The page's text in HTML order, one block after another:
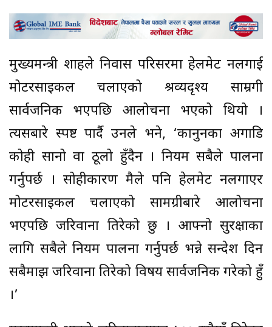
मुख्यमन्त्री शाहले निवास परिसरमा हेलमेट नलगाई
मोटरसाइकल चलाएको श्रव्यदृश्य साम्रगी
सार्वजनिक भएपछि आलोचना भएको थियो ।
त्यसबारे स्पष्ट पार्दै उनले भने, ‘कानुनका अगाडि
कोही सानो वा ठूलो हुँदैन । नियम सबैले पालना
गर्नुपर्छ । सोहीकारण मैले पनि हेलमेट नलगाएर
मोटरसाइकल चलाएको सामग्रीबारे आलोचना
भएपछि जरिवाना तिरेको छु । आफ्नो सुरक्षाका
लागि सबैले नियम पालना गर्नुपर्छ भन्ने सन्देश दिन
सबैमाझ जरिवाना तिरेको विषय सार्वजनिक गरेको हुँ
।’